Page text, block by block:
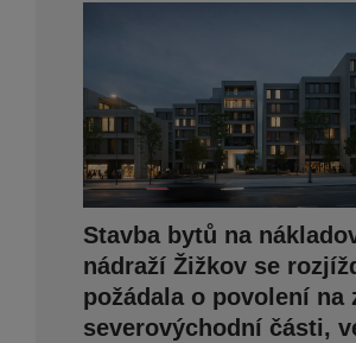
Stavba bytů na
nádraží Žižkov se
požádala o povolení na
severovýchodní části,